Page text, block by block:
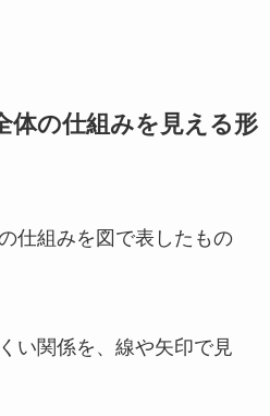
体の仕組みを見える形
仕組みを図で表したもの
い関係を、線や矢印で見